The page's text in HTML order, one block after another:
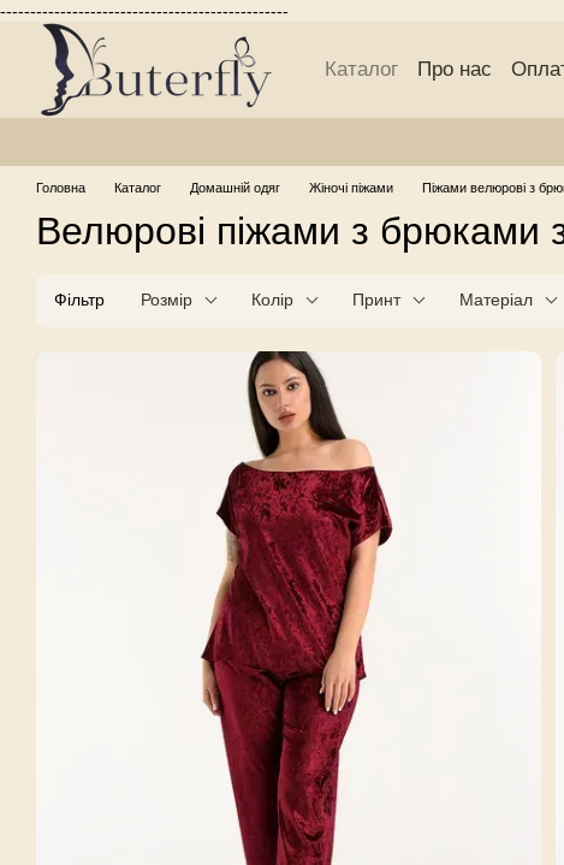
------------------------------------------------
Перейти до основного контенту
Каталог Про нас
Головна Каталог Домашній одяг Жіночі піжами Піжами велюрові з
Велюрові піжами з брюками
Фільтр Розмір Колір Принт Матеріал